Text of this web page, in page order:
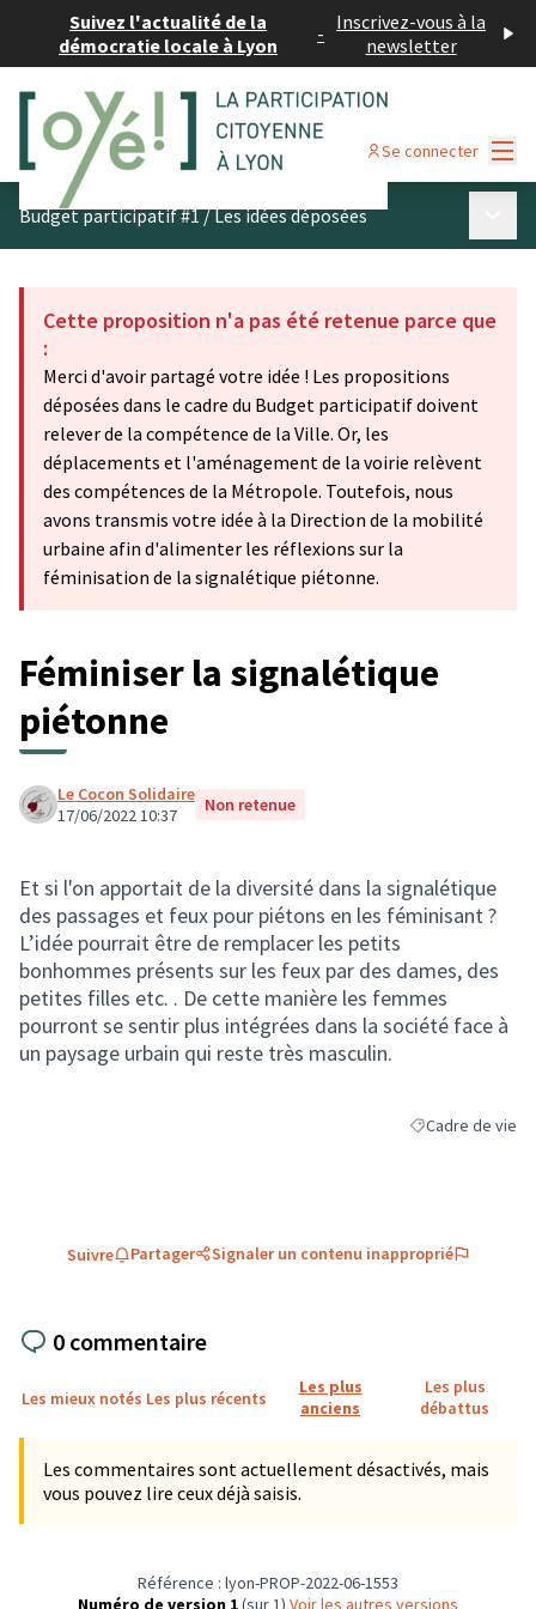
Suivez l'actualité de la
démocratie locale à Lyon
- Inscrivez-vous à la
newsletter
Se connecter
Budget participatif #1/Les idées déposées
Cette proposition n'a pas été retenue parce que
:
Merci d'avoir partagé votre idée ! Les propositions
déposées dans le cadre du Budget participatif doivent
relever de la compétence de la Ville. Or, les
déplacements et l'aménagement de la voirie relèvent
des compétences de la Métropole. Toutefois, nous
avons transmis votre idée à la Direction de la mobilité
urbaine afin d'alimenter les réflexions sur la
féminisation de la signalétique piétonne.
Féminiser la signalétique
piétonne
Le Cocon Solidaire
17/06/2022 10:37
Non retenue
Et si l'on apportait de la diversité dans la signalétique
des passages et feux pour piétons en les féminisant ?
L’idée pourrait être de remplacer les petits
bonhommes présents sur les feux par des dames, des
petites filles etc. . De cette manière les femmes
pourront se sentir plus intégrées dans la société face à
un paysage urbain qui reste très masculin.
Filtrer les
Cadre de vie
Suivre Partager Signaler un contenu inapproprié
0 commentaire
Les mieux notés Les plus récents
Les plus
anciens
Les plus
débattus
Les commentaires sont actuellement désactivés, mais
vous pouvez lire ceux déjà saisis.
Référence : lyon-PROP-2022-06-1553
Numéro de version 1(sur 1) voir les autres versions